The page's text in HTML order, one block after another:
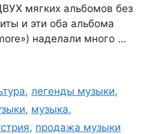
мягких альбомов без
и эти оба альбома
наделали много …
,легенды музыки,
, музыка,
, продажа музыки